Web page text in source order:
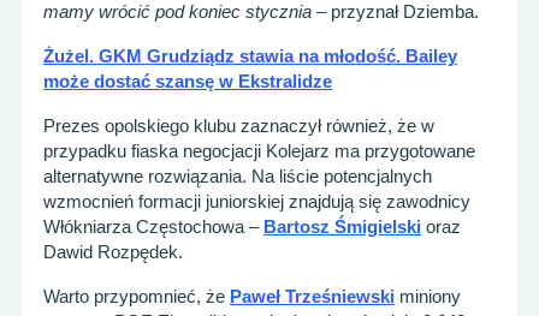
mamy wrócić pod koniec stycznia – przyznał Dziemba.
Żużel. GKM Grudziądz stawia na młodość. Bailey
może dostać szansę w Ekstralidze
Prezes opolskiego klubu zaznaczył również, że w
przypadku fiaska negocjacji Kolejarz ma przygotowane
alternatywne rozwiązania. Na liście potencjalnych
wzmocnień formacji juniorskiej znajdują się zawodnicy
Włókniarza Częstochowa – Bartosz Śmigielski oraz
Dawid Rozpędek.
Warto przypomnieć, że Paweł Trześniewski miniony